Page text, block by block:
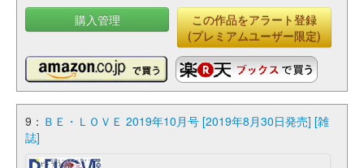
購入管理
この作品をアラート登録
(プレミアムユーザー限定)
9： ＢＥ・ＬＯＶＥ 2019年10月号 [2019年8月30日発売] [雑
誌]